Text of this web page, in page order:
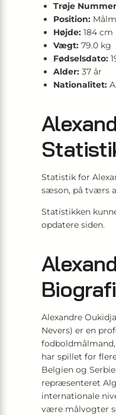
Trøje
Position:
Højde: 184 cm
Vægt: 79.0 kg
Fødselsdato:
Alder: 37 år
Nationalitet:
Statistik for
sæson, på tværs
Statistikken
opdatere siden.
Biografi
Alexandre
Nevers) er en
har spillet for
Belgien og
repræsenteret
internationale
være målvogter